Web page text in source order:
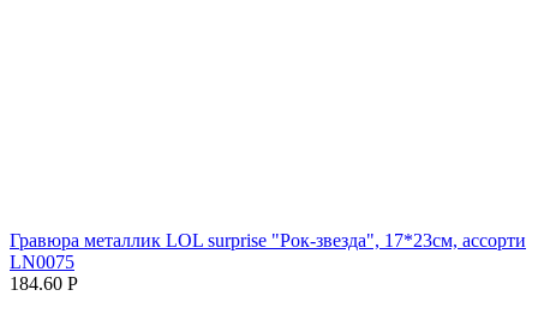
Гравюра металлик LOL surprise "Рок-звезда", 17*23см, ассорти
LN0075
184.60 Р